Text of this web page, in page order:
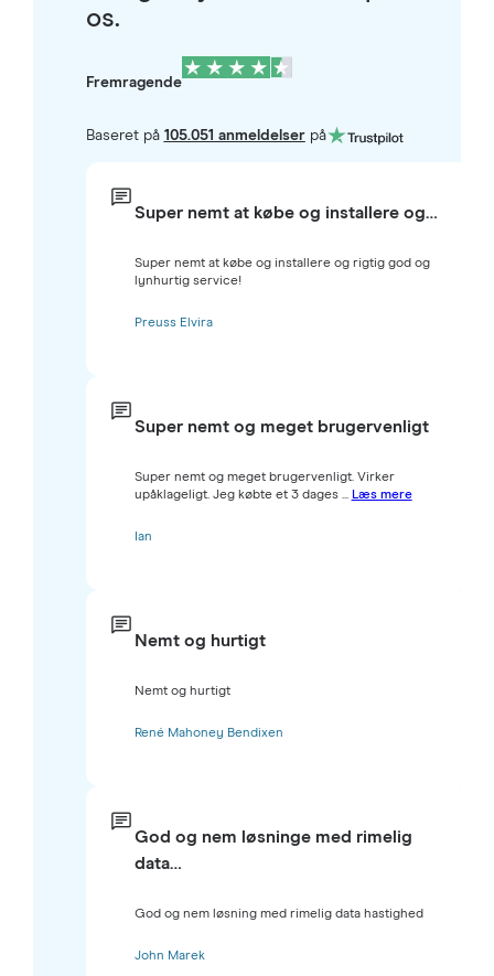
os.
Fremragende
Baseret på 105.051 anmeldelserpå
Super nemt at købe og installere og…
Super nemt at købe og installere og rigtig god og
lynhurtig service!
Preuss Elvira
Super nemt og meget brugervenligt
Super nemt og meget brugervenligt. Virker
upåklageligt. Jeg købte et 3 dages ... Læs mere
Ian
Nemt og hurtigt
Nemt og hurtigt
René Mahoney Bendixen
God og nem løsninge med rimelig
data…
God og nem løsning med rimelig data hastighed
John Marek